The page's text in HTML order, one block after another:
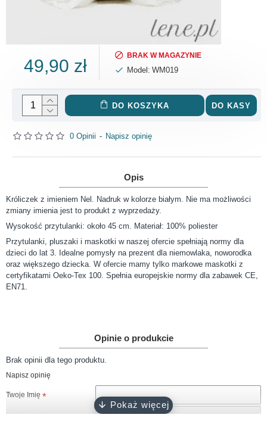
0 Opinii - Napisz opinię
49,90 zł
BRAK W MAGAZYNIE
Model: WM019
DO KOSZYKA DO KASY
Opis
Króliczek z imieniem Nel. Nadruk w kolorze białym. Nie ma możliwości
zmiany imienia jest to produkt z wyprzedaży.
Wysokość przytulanki: około 45 cm. Materiał: 100% poliester
Przytulanki, pluszaki i maskotki w naszej ofercie spełniają normy dla
dzieci do lat 3. Idealne pomysły na prezent dla niemowlaka, noworodka
oraz większego dziecka. W ofercie mamy tylko markowe maskotki z
certyfikatami Oeko-Tex 100. Spełnia europejskie normy dla zabawek CE,
EN71.
Opinie o produkcie
Brak opinii dla tego produktu.
Napisz opinię
Twoje Imię
Twoja opinia